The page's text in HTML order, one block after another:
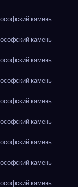
камень
камень
камень
камень
камень
камень
камень
камень
камень